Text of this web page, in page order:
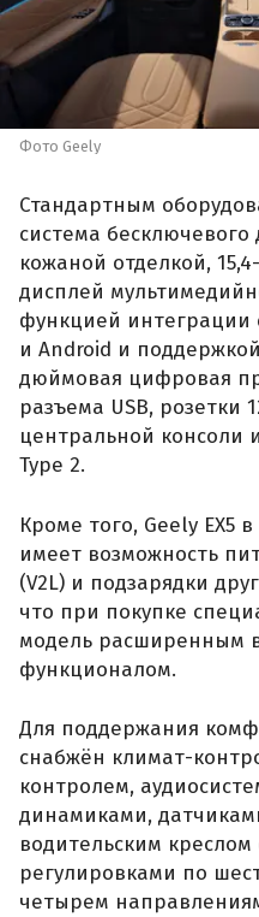
Фото Geely
Стандартным
система бесключевого
кожаной отделкой,
дисплей
функцией интеграции
и Android и
дюймовая цифровая
разъема USB, розетки
центральной консоли
Type 2.
Кроме того, Geely EX5
имеет возможность
(V2L) и подзарядки
что при покупке
модель расширенным
функционалом.
Для поддержания
снабжён климат-
контролем,
динамиками,
водительским
регулировками по
четырем